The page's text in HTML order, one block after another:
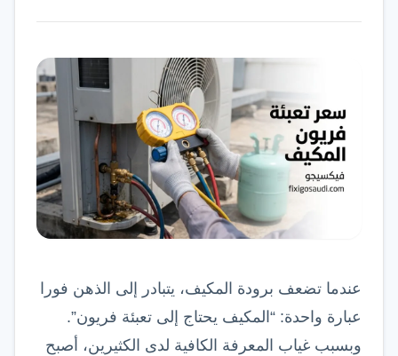
عندما تضعف برودة المكيف، يتبادر إلى الذهن فورا
عبارة واحدة: “المكيف يحتاج إلى تعبئة فريون”.
وبسبب غياب المعرفة الكافية لدى الكثيرين، أصبح